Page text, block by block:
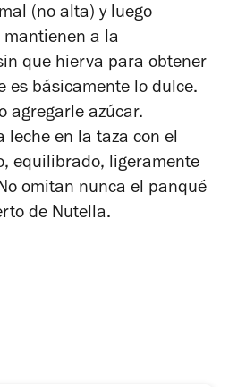
(no alta) y luego
mantienen a la
que hierva para obtener
es básicamente lo dulce.
agregarle azúcar.
leche en la taza con el
equilibrado, ligeramente
omitan nunca el panqué
de Nutella.